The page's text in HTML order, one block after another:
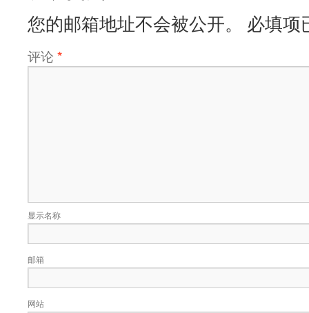
您的邮箱地址不会被公开。 必填项
评论 *
显示名称
邮箱
网站